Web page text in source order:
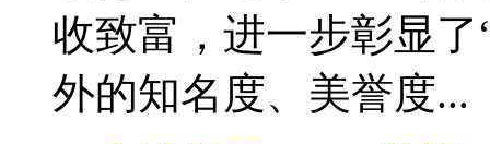
收致富，进一步彰显
外的知名度、美誉度...